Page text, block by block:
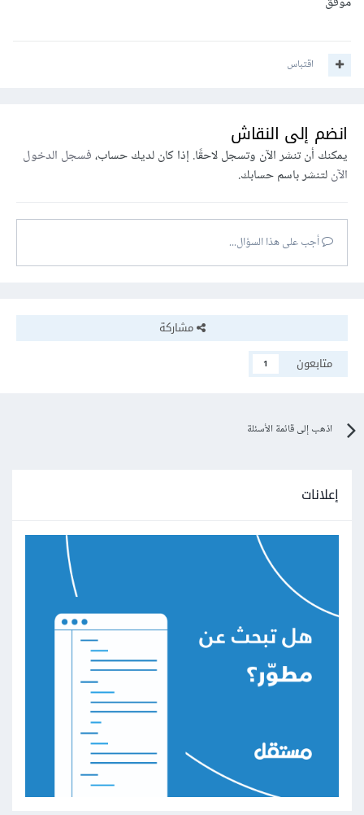
اقتباس
انضم إلى النقاش
يمكنك أن تنشر الآن وتسجل لاحقًا. إذا كان لديك حساب،فسجل الدخول
الآنلتنشر باسم حسابك.
أجب على هذا السؤال...
مشاركة
متابعون
1
اذهب إلى قائمة الأسئلة
إعلانات